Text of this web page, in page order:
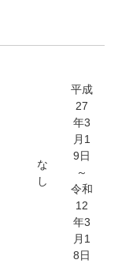
な
し
平成
27
年3
月1
9日
～
令和
12
年3
月1
8日